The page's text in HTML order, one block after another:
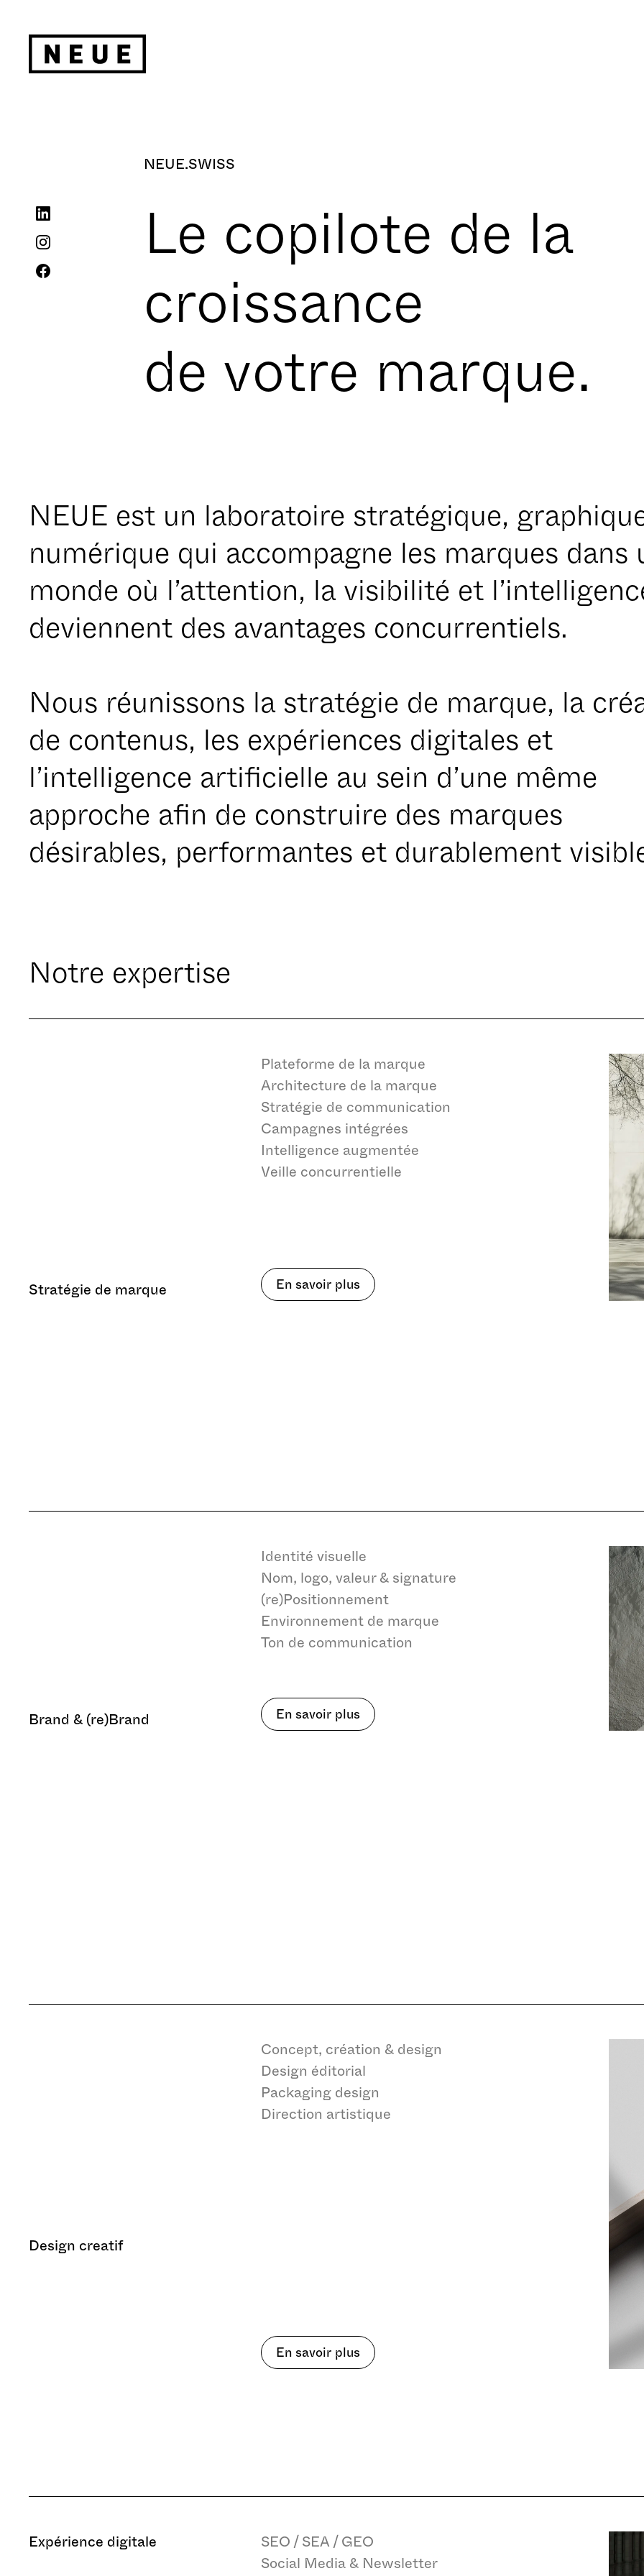
NEUE.SWISS
Le copilote de la
croissance
de votre marque.
NEUE est un laboratoire stratégique,
numérique qui accompagne les marques dans
monde où l’attention, la visibilité et
deviennent des avantages concurrentiels.
Nous réunissons la stratégie de marque, la
de contenus, les expériences digitales et
l’intelligence artificielle au sein d’une même
approche afin de construire des marques
désirables, performantes et durablement
Notre expertise
Stratégie de marque
Plateforme de la marque
Architecture de la marque
Stratégie de communication
Campagnes intégrées
Intelligence augmentée
Veille concurrentielle
En savoir plus
Brand & (re)Brand
Identité visuelle
Nom, logo, valeur & signature
(re)Positionnement
Environnement de marque
Ton de communication
En savoir plus
Design creatif
Concept, création & design
Design éditorial
Packaging design
Direction artistique
En savoir plus
Expérience digitale
SEO / SEA / GEO
Social Media & Newsletter
Quel est votre
aujourd’hui ?
Cookies essentiels Autoriser
Données utilisateur
publicitaires
Autoriser
Accepter tous les cookies Sauvegarder